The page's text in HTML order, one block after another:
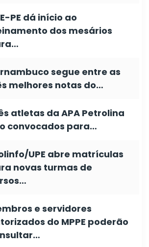
PE dá início ao
dos mesários
segue entre as
melhores notas do…
atletas da APA Petrolina
convocados para…
UPE abre matrículas
novas turmas de
e servidores
do MPPE poderão